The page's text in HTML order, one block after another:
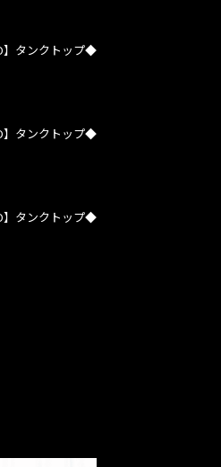
】タンクトップ◆
】タンクトップ◆
】タンクトップ◆